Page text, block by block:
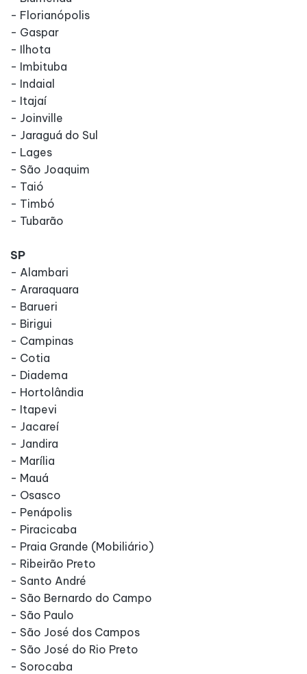
- Florianópolis
- Gaspar
- Ilhota
- Imbituba
- Indaial
- Itajaí
- Joinville
- Jaraguá do Sul
- Lages
- São Joaquim
- Taió
- Timbó
- Tubarão
SP
- Alambari
- Araraquara
- Barueri
- Birigui
- Campinas
- Cotia
- Diadema
- Hortolândia
- Itapevi
- Jacareí
- Jandira
- Marília
- Mauá
- Osasco
- Penápolis
- Piracicaba
- Praia Grande (Mobiliário)
- Ribeirão Preto
- Santo André
- São Bernardo do Campo
- São Paulo
- São José dos Campos
- São José do Rio Preto
- Sorocaba